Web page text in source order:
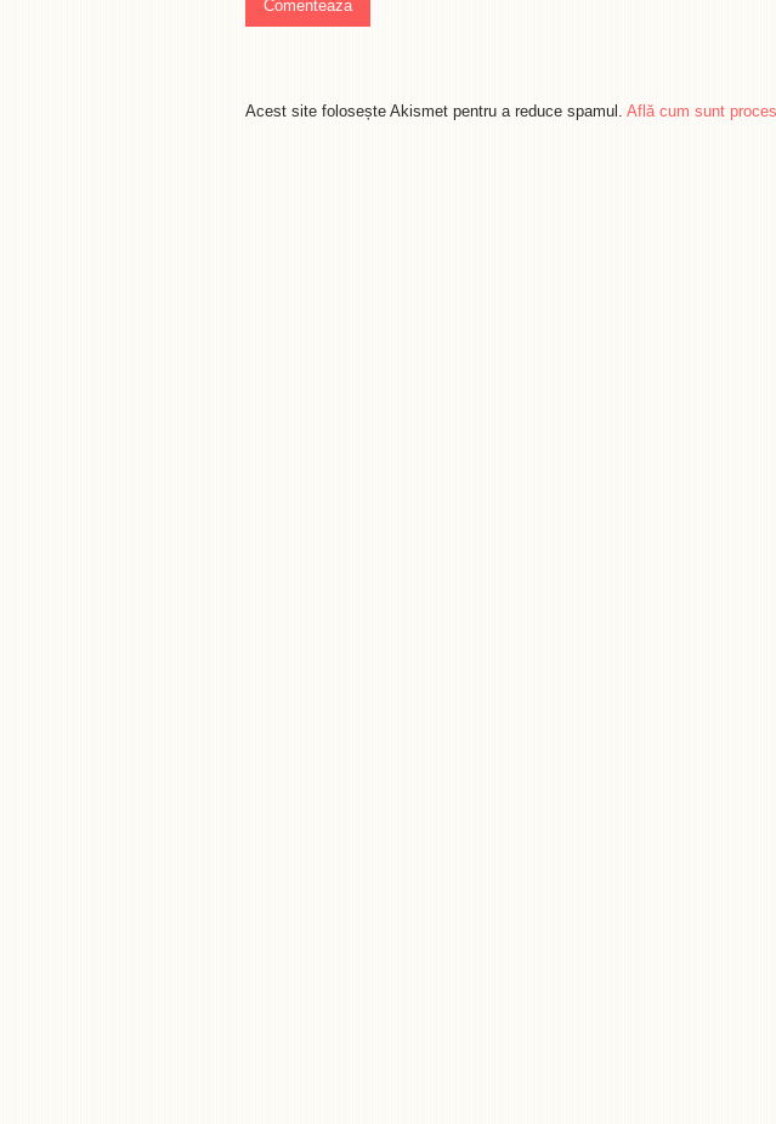
Acest site folosește Akismet pentru a reduce spamul. Află cum sunt